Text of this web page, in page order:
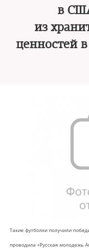
в
из
ценностей
Такие футболки получили
проводила «Русская молодежь